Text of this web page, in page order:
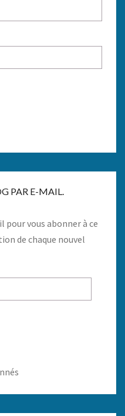
PAR E-MAIL.
pour vous abonner à ce
de chaque nouvel